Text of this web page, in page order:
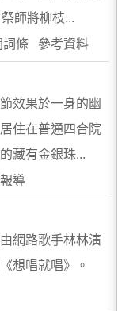
師將柳枝...
條 參考資料
效果於一身的幽
住在普通四合院
藏有金銀珠...
導
網路歌手林林演
想唱就唱》。